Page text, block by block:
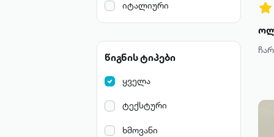
იტალიური
წიგნის ტიპები
ყველა
ტექსტური
ხმოვანი